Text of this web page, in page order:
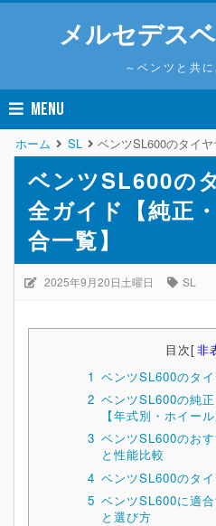
メルセデス
～ベンツと共
MENU
ホーム SL ベンツSL600のタイ
ベンツSL600の
全ガイド【純正
合一覧】
2025年9月20日土曜日 SL
目次[非
1 ベンツSL600のタ
2 ベンツSL600の純
【年式別・ホイール
3 ベンツSL600のお
と性能比較
4 ベンツSL600のタ
5 ベンツSL600に適
と選び方